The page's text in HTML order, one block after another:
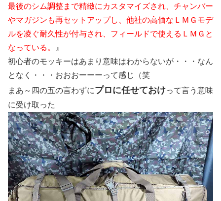
最後のシム調整まで精緻にカスタマイズされ、チャンバー
やマガジンも再セットアップし、他社の高価なＬＭＧモデ
ルを凌ぐ耐久性が付与され、フィールドで使えるＬＭＧと
なっている。
』
初心者のモッキーはあまり意味はわからないが・・・なん
となく・・・おおおーーーって感じ（笑
まあ～四の五の言わずにプロに任せておけって言う意味
に受け取った